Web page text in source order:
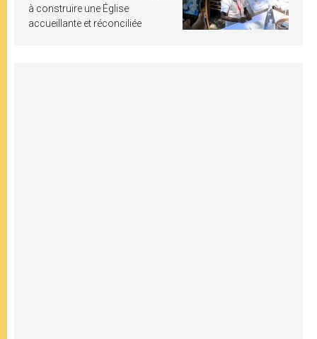
à construire une Église
accueillante et réconciliée